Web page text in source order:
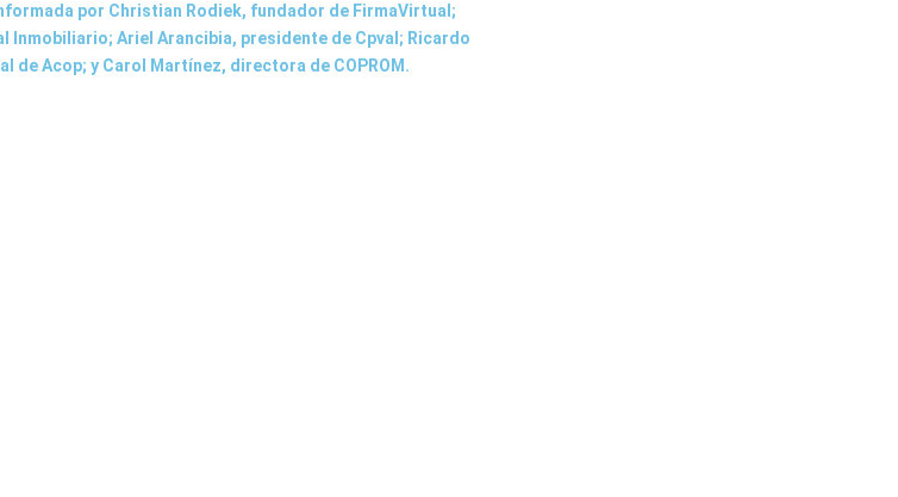
por Christian Rodiek, fundador de FirmaVirtual;
Ariel Arancibia, presidente de Cpval; Ricardo
Acop; y Carol Martínez, directora de COPROM.